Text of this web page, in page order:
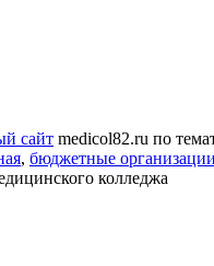
сайт medicol82.ru по
, бюджетные организации
колледжа